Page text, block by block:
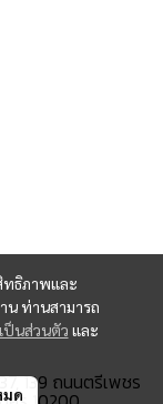
ทธิภาพและ
น ท่านสามารถ
ป็นส่วนตัว และ
ด 139 ถนนตรีเพชร